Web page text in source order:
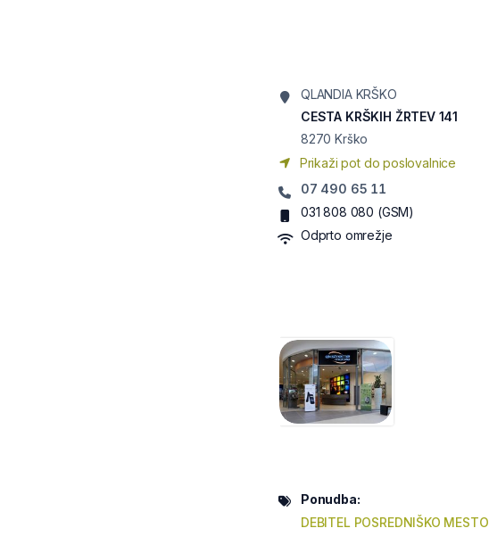
QLANDIA KRŠKO
CESTA KRŠKIH ŽRTEV 141
8270 Krško
Prikaži pot do poslovalnice
07 490 65 11
031 808 080 (GSM)
Odprto omrežje
Ponudba:
DEBITEL POSREDNIŠKO MESTO